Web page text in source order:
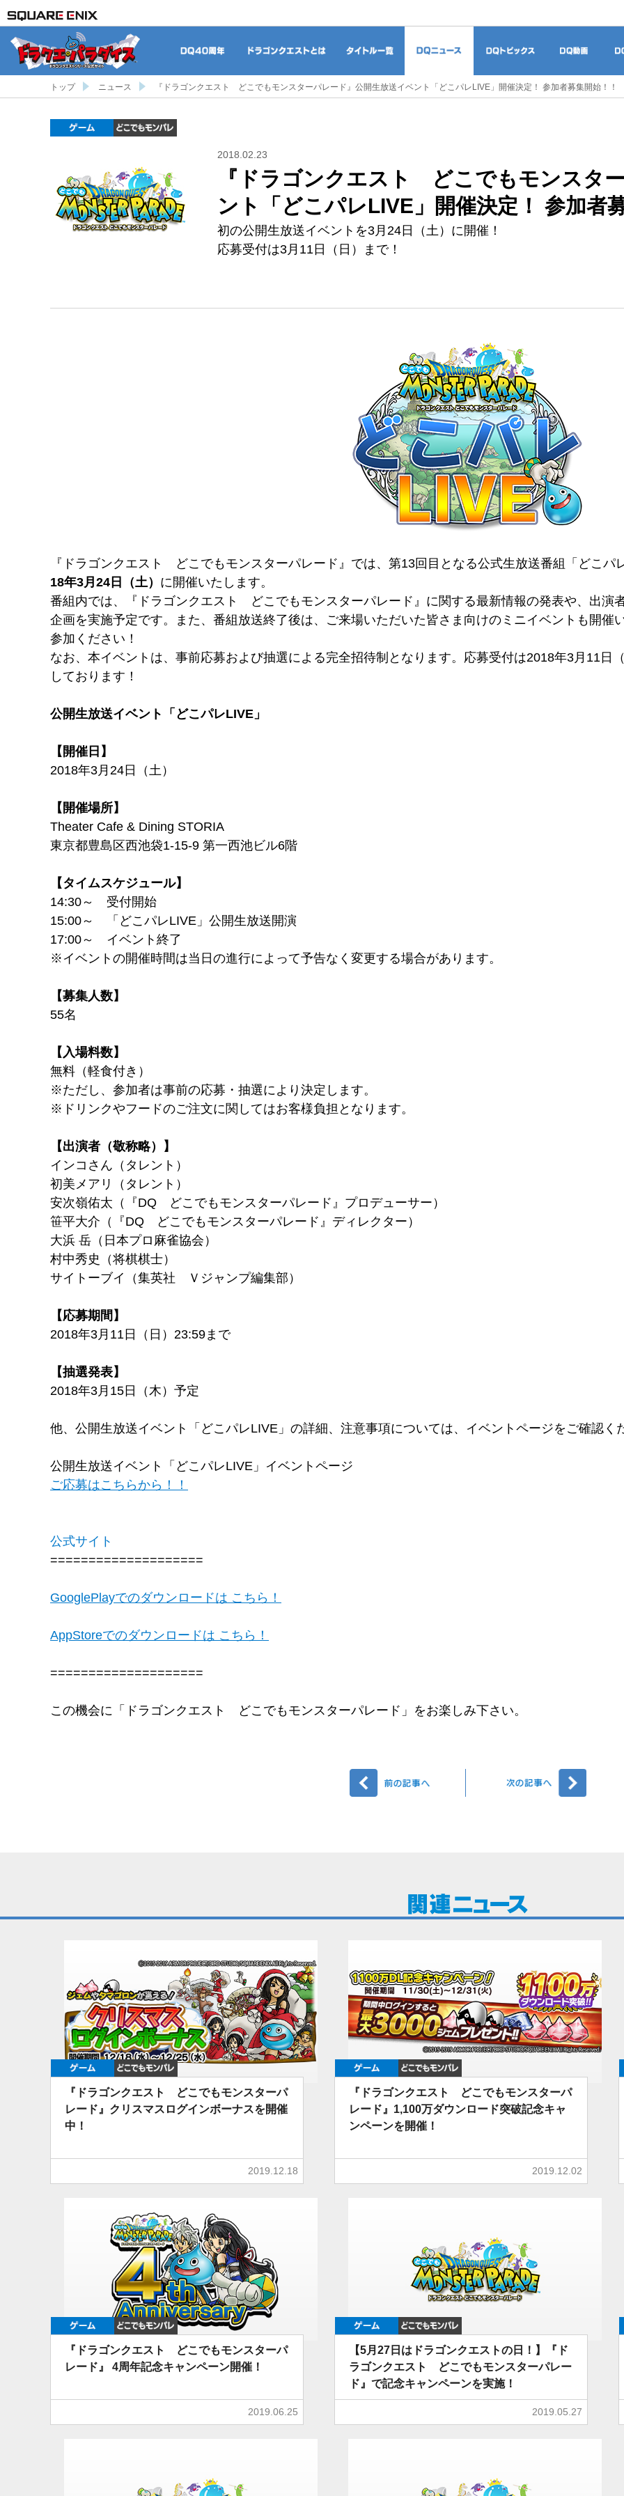
トップ ニュース 『ドラゴンクエスト どこでもモンスターパレード』公開生放送イベント「どこパレLIVE」開催決定！ 参加者募集開始！！
ゲーム
2018.02.23
『ドラゴンクエスト どこでもモンスタ
ント「どこパレLIVE」開催決定！ 参加者
初の公開生放送イベントを3月24日（土）に開催！
応募受付は3月11日（日）まで！
『ドラゴンクエスト どこでもモンスターパレード』では、第13回目となる公式生放送番組「どこパ
18年3月24日（土） に開催いたします。
番組内では、『ドラゴンクエスト どこでもモンスターパレード』に関する最新情報の発表や、出演
企画を実施予定です。また、番組放送終了後は、ご来場いただいた皆さま向けのミニイベントも開催
参加ください！
なお、本イベントは、事前応募および抽選による完全招待制となります。応募受付は2018年3月11日
しております！
公開生放送イベント「どこパレLIVE」
【開催日】
2018年3月24日（土）
【開催場所】
Theater Cafe & Dining STORIA
東京都豊島区西池袋1-15-9 第一西池ビル6階
【タイムスケジュール】
14:30～ 受付開始
15:00～ 「どこパレLIVE」公開生放送開演
17:00～ イベント終了
※イベントの開催時間は当日の進行によって予告なく変更する場合があります。
【募集人数】
55名
【入場料数】
無料（軽食付き）
※ただし、参加者は事前の応募・抽選により決定します。
※ドリンクやフードのご注文に関してはお客様負担となります。
【出演者（敬称略）】
インコさん（タレント）
初美メアリ（タレント）
安次嶺佑太（『DQ どこでもモンスターパレード』プロデューサー）
笹平大介（『DQ どこでもモンスターパレード』ディレクター）
大浜 岳（日本プロ麻雀協会）
村中秀史（将棋棋士）
サイトーブイ（集英社 Ｖジャンプ編集部）
【応募期間】
2018年3月11日（日）23:59まで
【抽選発表】
2018年3月15日（木）予定
他、公開生放送イベント「どこパレLIVE」の詳細、注意事項については、イベントページをご確認く
公開生放送イベント「どこパレLIVE」イベントページ
ご応募はこちらから！！
公式サイト
====================
GooglePlayでのダウンロードは こちら！
AppStoreでのダウンロードは こちら！
====================
この機会に「ドラゴンクエスト どこでもモンスターパレード」をお楽しみ下さい。
ゲーム どこでもDQMP
『ドラゴンクエスト どこでもモンスターパ
レード』クリスマスログインボーナスを開催
中！
2019.12.18
ゲーム
『ドラゴンクエスト どこでもモンスターパ
レード』1,100万ダウンロード突破記念キャ
ンペーンを開催！
2019.12.02
ゲーム どこでもDQMP
『ドラゴンクエスト どこでもモンスターパ
レード』 4周年記念キャンペーン開催！
2019.06.25
ゲーム
【5月27日はドラゴンクエストの日！】『ド
ラゴンクエスト どこでもモンスターパレー
ド』で記念キャンペーンを実施！
2019.05.27